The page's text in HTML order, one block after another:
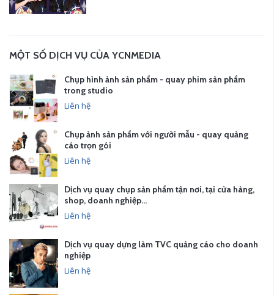
MỘT SỐ DỊCH VỤ CỦA YCNMEDIA
Chụp hình ảnh sản phẩm - quay phim sản phẩm
trong studio
Liên hệ
Chụp ảnh sản phẩm với người mẫu - quay quảng
cáo trọn gói
Liên hệ
Dịch vụ quay chụp sản phẩm tận nơi, tại cửa hàng,
shop, doanh nghiệp…
Liên hệ
Dịch vụ quay dựng làm TVC quảng cáo cho doanh
nghiệp
Liên hệ